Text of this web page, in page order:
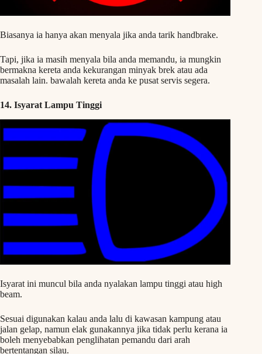
Biasanya ia hanya akan menyala jika anda tarik handbrake.
Tapi, jika ia masih menyala bila anda memandu, ia mungkin
bermakna kereta anda kekurangan minyak brek atau ada
masalah lain. bawalah kereta anda ke pusat servis segera.
14. Isyarat Lampu Tinggi
Isyarat ini muncul bila anda nyalakan lampu tinggi atau high
beam.
Sesuai digunakan kalau anda lalu di kawasan kampung atau
jalan gelap, namun elak gunakannya jika tidak perlu kerana ia
boleh menyebabkan penglihatan pemandu dari arah
bertentangan silau.